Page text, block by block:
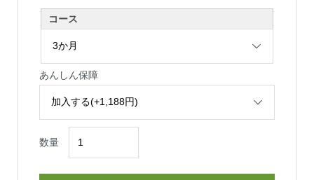
コース
あんしん保障
数量